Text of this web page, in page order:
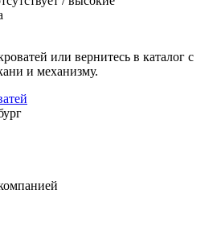
или вернитесь в каталог с
и механизму.